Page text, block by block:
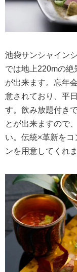
池袋サンシャイン
では地上220mの絶
が出来ます。忘年
意されており、平
す。飲み放題付き
とが出来ますので
い。伝統×革新を
ンを用意してくれま